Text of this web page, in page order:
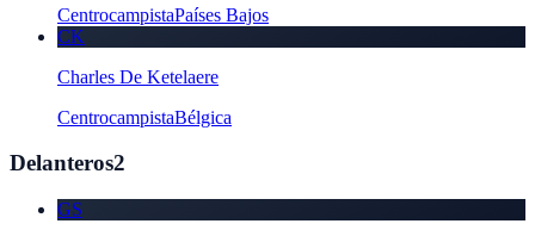
CentrocampistaPaíses Bajos
CK
Charles De Ketelaere
CentrocampistaBélgica
Delanteros2
GS